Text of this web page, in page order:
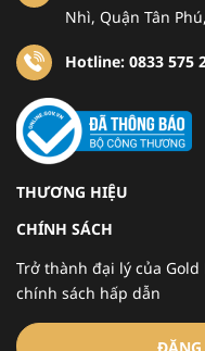
Nhì, Quận Tân
Hotline: 0833 575
THƯƠNG HIỆU
CHÍNH SÁCH
Trở thành đại lý của
chính sách hấp dẫn